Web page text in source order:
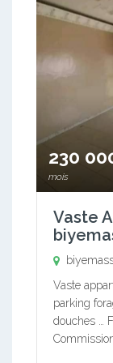
230
mois
Vaste
Vaste
parking
douches …